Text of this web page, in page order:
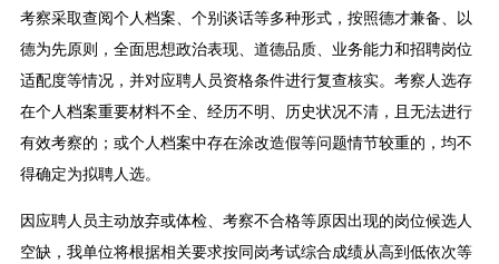
考察采取查阅个人档案、个别谈话等多种形式，按照德才兼备、以
德为先原则，全面思想政治表现、道德品质、业务能力和招聘岗位
适配度等情况，并对应聘人员资格条件进行复查核实。考察人选存
在个人档案重要材料不全、经历不明、历史状况不清，且无法进行
有效考察的；或个人档案中存在涂改造假等问题情节较重的，均不
得确定为拟聘人选。
因应聘人员主动放弃或体检、考察不合格等原因出现的岗位候选人
空缺，我单位将根据相关要求按同岗考试综合成绩从高到低依次等